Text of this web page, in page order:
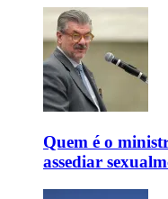
Quem é o
assediar